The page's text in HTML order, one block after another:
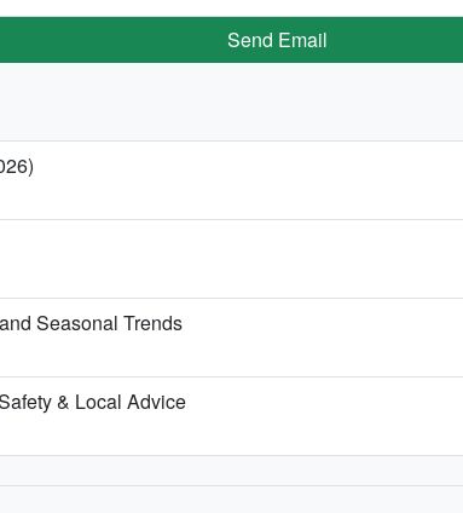
Send Email
Seasonal Trends
& Local Advice